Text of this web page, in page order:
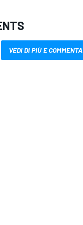
VEDI DI PIÙ E COMMENTA